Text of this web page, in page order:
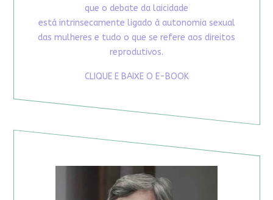
que o debate da laicidade
está intrinsecamente ligado à autonomia sexual
das mulheres e tudo o que se refere aos direitos
reprodutivos.
CLIQUE E BAIXE O E-BOOK